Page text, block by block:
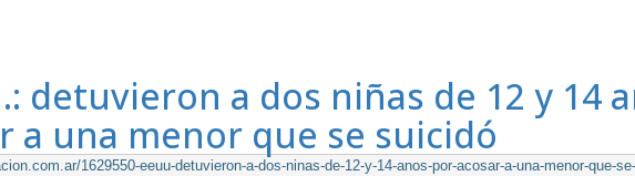
detuvieron a dos niñas de 12 y 14
a una menor que se suicidó
1629550-eeuu-detuvieron-a-dos-ninas-de-12-y-14-anos-por-acosar-a-una-menor-que-